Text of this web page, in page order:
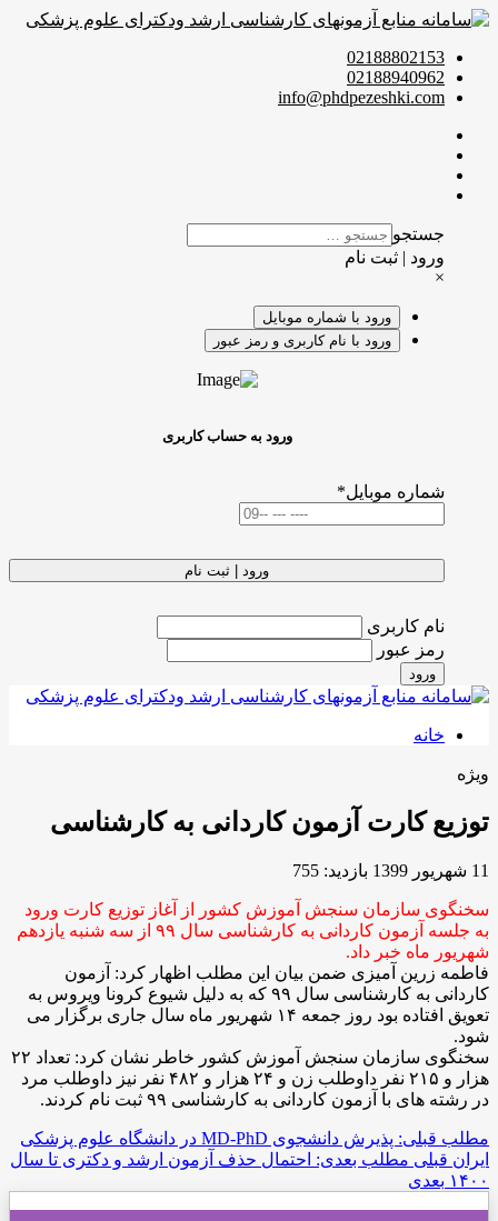
02188802153
02188940962
info@phdpezeshki.com
جستجو
ورود | ثبت نام
×
ورود با شماره موبایل
ورود با نام کاربری و رمز عبور
ورود به حساب کاربری
شماره موبایل*
ورود | ثبت نام
نام کاربری
رمز عبور
ورود
خانه
ویژه
توزیع کارت آزمون کاردانی به کارشناسی
11 شهریور 1399 بازدید: 755
سخنگوی سازمان سنجش آموزش کشور از آغاز توزیع کارت ورود
به جلسه آزمون کاردانی به کارشناسی سال ۹۹ از سه شنبه یازدهم
شهریور ماه خبر داد.
فاطمه زرین آمیزی ضمن بیان این مطلب اظهار کرد: آزمون
کاردانی به کارشناسی سال ۹۹ که به دلیل شیوع کرونا ویروس به
تعویق افتاده بود روز جمعه ۱۴ شهریور ماه سال جاری برگزار می
شود.
سخنگوی سازمان سنجش آموزش کشور خاطر نشان کرد: تعداد ۲۲
هزار و ۲۱۵ نفر داوطلب زن و ۲۴ هزار و ۴۸۲ نفر نیز داوطلب مرد
در رشته های با آزمون کاردانی به کارشناسی ۹۹ ثبت نام کردند.
مطلب قبلی: پذیرش دانشجوی MD-PhD در دانشگاه علوم پزشکی
ایران قبلی مطلب بعدی: احتمال حذف آزمون ارشد و دکتری تا سال
۱۴۰۰ بعدی